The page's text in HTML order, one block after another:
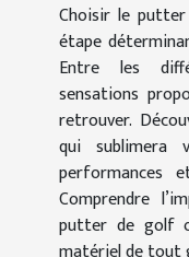
Choisir le
étape
Entre les
sensations
retrouver.
qui sublimera
performances
Comprendre
putter de golf